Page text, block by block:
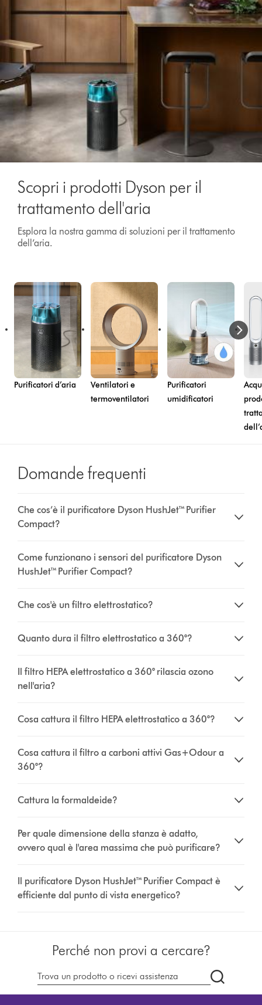
Scopri i prodotti Dyson per il
trattamento dell'aria
Esplora la nostra gamma di soluzioni per il trattamento
dell’aria.
Purificatori d’aria
Ventilatori e
termoventilatori
Purificatori
umidificatori
Domande frequenti
Che cos’è il purificatore Dyson HushJet™ Purifier
Compact?
Come funzionano i sensori del purificatore Dyson
HushJet™ Purifier Compact?
Che cos'è un filtro elettrostatico?
Quanto dura il filtro elettrostatico a 360°?
Il filtro HEPA elettrostatico a 360° rilascia ozono
nell'aria?
Cosa cattura il filtro HEPA elettrostatico a 360°?
Cosa cattura il filtro a carboni attivi Gas+Odour a
360°?
Cattura la formaldeide?
Per quale dimensione della stanza è adatto,
ovvero qual è l'area massima che può purificare?
Il purificatore Dyson HushJet™ Purifier Compact è
efficiente dal punto di vista energetico?
Perché non provi a cercare?
Cerca
su